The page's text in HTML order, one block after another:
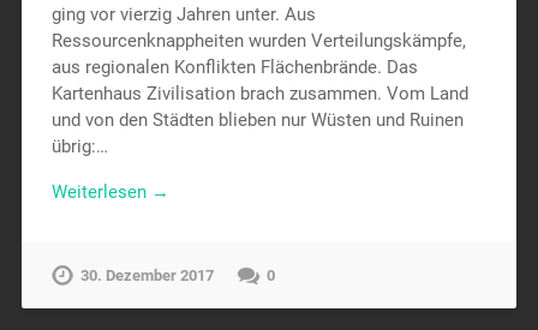
ging vor vierzig Jahren unter. Aus
Ressourcenknappheiten wurden Verteilungskämpfe,
aus regionalen Konflikten Flächenbrände. Das
Kartenhaus Zivilisation brach zusammen. Vom Land
und von den Städten blieben nur Wüsten und Ruinen
übrig:…
Weiterlesen →
30. Dezember 2017 0